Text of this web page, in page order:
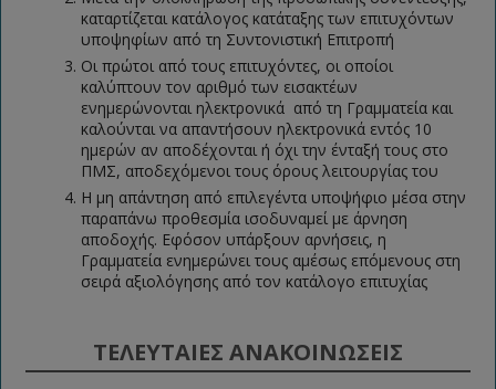
καταρτίζεται κατάλογος κατάταξης των επιτυχόντων
υποψηφίων από τη Συντονιστική Επιτροπή
Οι πρώτοι από τους επιτυχόντες, οι οποίοι
καλύπτουν τον αριθμό των εισακτέων
ενημερώνονται ηλεκτρονικά από τη Γραμματεία και
καλούνται να απαντήσουν ηλεκτρονικά εντός 10
ημερών αν αποδέχονται ή όχι την ένταξή τους στο
ΠΜΣ, αποδεχόμενοι τους όρους λειτουργίας του
Η μη απάντηση από επιλεγέντα υποψήφιο μέσα στην
παραπάνω προθεσμία ισοδυναμεί με άρνηση
αποδοχής. Εφόσον υπάρξουν αρνήσεις, η
Γραμματεία ενημερώνει τους αμέσως επόμενους στη
σειρά αξιολόγησης από τον κατάλογο επιτυχίας
ΤΕΛΕΥΤΑΙΕΣ ΑΝΑΚΟΙΝΩΣΕΙΣ